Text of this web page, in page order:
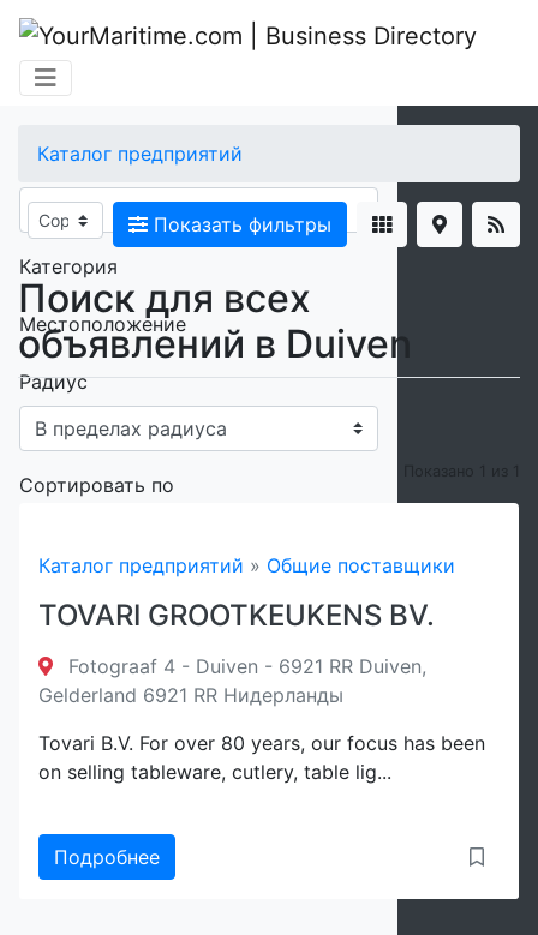
Ключевые слова
Категория
Местоположение
Радиус
Сортировать по
Фильтр
Сброс
Каталог предприятий
Показать фильтры
Поиск для всех
объявлений в Duiven
Показано 1 из 1
Каталог предприятий » Общие поставщики
TOVARI GROOTKEUKENS BV.
Fotograaf 4 - Duiven - 6921 RR Duiven,
Gelderland 6921 RR Нидерланды
Tovari B.V. For over 80 years, our focus has been
on selling tableware, cutlery, table lig...
Подробнее